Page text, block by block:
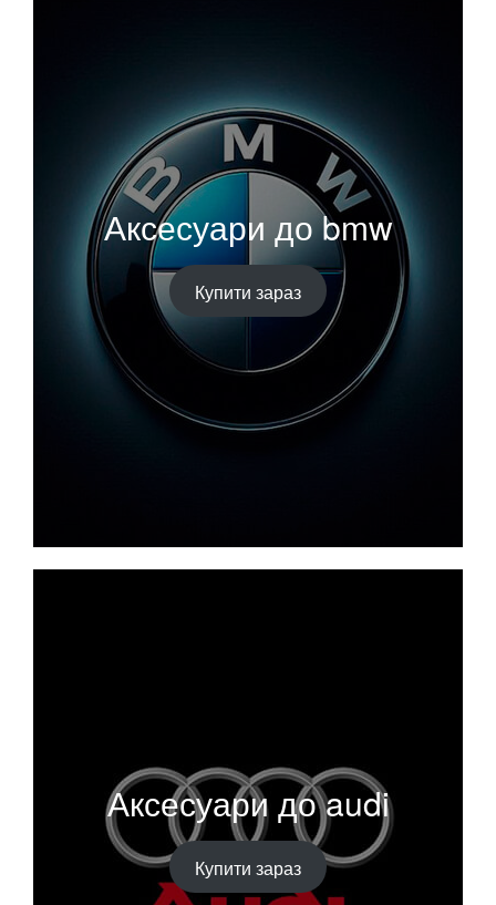
Аксесуари до bmw
Купити зараз
Аксесуари до audi
Купити зараз